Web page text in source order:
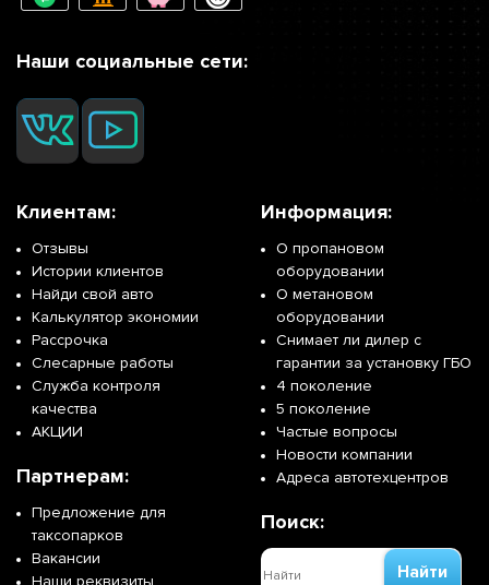
Наши социальные сети:
Клиентам:
Отзывы
Истории клиентов
Найди свой авто
Калькулятор экономии
Рассрочка
Слесарные работы
Служба контроля
качества
АКЦИИ
Партнерам:
Предложение для
таксопарков
Вакансии
Информация:
О пропановом
оборудовании
О метановом
оборудовании
Снимает ли дилер с
гарантии за установку ГБО
4 поколение
5 поколение
Частые вопросы
Новости компании
Адреса автотехцентров
Поиск:
Найти